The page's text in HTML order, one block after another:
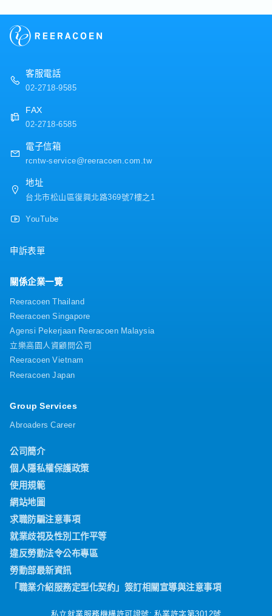
客服電話
02-2718-9585
FAX
02-2718-6585
電子信箱
rcntw-service@reeracoen.com.tw
地址
台北市松山區復興北路369號7樓之1
YouTube
申訴表單
關係企業一覽
Reeracoen Thailand
Reeracoen Singapore
Agensi Pekerjaan Reeracoen Malaysia
立樂高園人資顧問公司
Reeracoen Vietnam
Reeracoen Japan
Group Services
Abroaders Career
公司簡介
個人隱私權保護政策
使用規範
網站地圖
求職防騙注意事項
就業歧視及性別工作平等
違反勞動法令公布專區
勞動部最新資訊
「職業介紹服務定型化契約」簽訂相關宣導與注意事項
私立就業服務機構許可證號: 私業許字第3012號